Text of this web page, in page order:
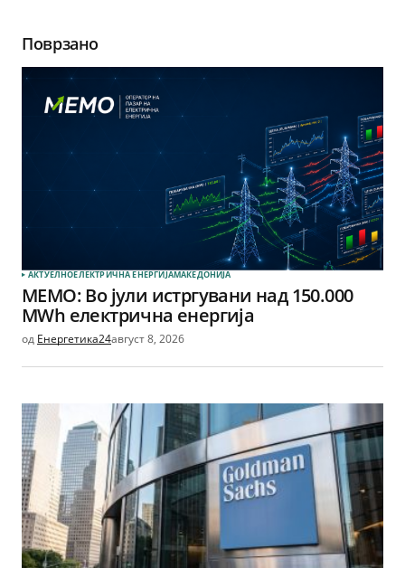
Поврзано
АКТУЕЛНОЕЛЕКТРИЧНА ЕНЕРГИЈАМАКЕДОНИЈА
МЕМО: Во јули истргувани над 150.000
MWh електрична енергија
од Енергетика24август 8, 2026